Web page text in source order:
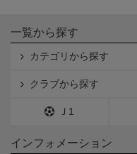
一覧から探す
カテゴリから探す
クラブから探す
Ｊ1
インフォメーション